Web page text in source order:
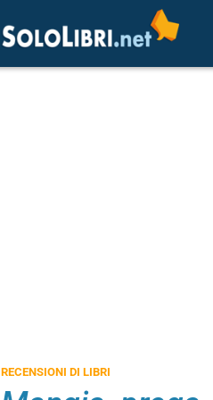
RECENSIONI DI LIBRI